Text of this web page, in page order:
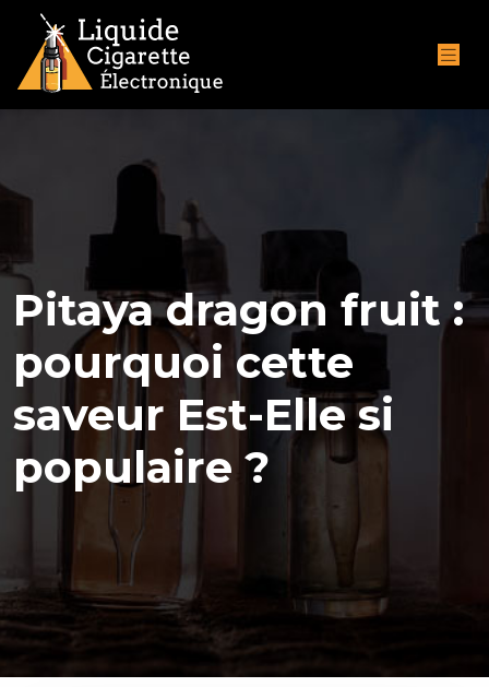
Pitaya dragon fruit :
pourquoi cette
saveur Est-Elle si
populaire ?